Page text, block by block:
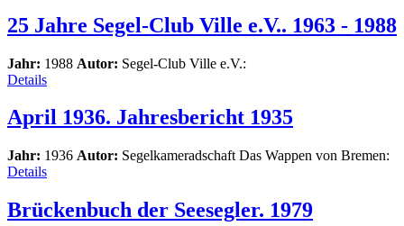
25 Jahre Segel-Club Ville e.V.. 1963 - 1988
Jahr: 1988 Autor: Segel-Club Ville e.V.:
Details
April 1936. Jahresbericht 1935
Jahr: 1936 Autor: Segelkameradschaft Das Wappen von Bremen:
Details
Brückenbuch der Seesegler. 1979